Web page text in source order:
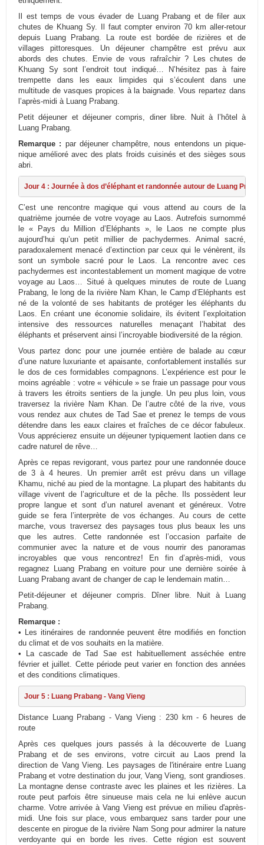
Il est temps de vous évader de Luang Prabang et de filer aux
chutes de Khuang Sy. Il faut compter environ 70 km aller-retour
depuis Luang Prabang. La route est bordée de rizières et de
villages pittoresques. Un déjeuner champêtre est prévu aux
abords des chutes. Envie de vous rafraîchir ? Les chutes de
Khuang Sy sont l’endroit tout indiqué… N’hésitez pas à faire
trempette dans les eaux limpides qui s’écoulent dans une
multitude de vasques propices à la baignade. Vous repartez dans
l’après-midi à Luang Prabang.
Petit déjeuner et déjeuner compris, diner libre. Nuit à l’hôtel à
Luang Prabang.
Remarque : par déjeuner champêtre, nous entendons un pique-
nique amélioré avec des plats froids cuisinés et des sièges sous
abri.
Jour 4 : Journée à dos d’éléphant et randonnée autour de Luang
C’est une rencontre magique qui vous attend au cours de la
quatrième journée de votre voyage au Laos. Autrefois surnommé
le « Pays du Million d’Eléphants », le Laos ne compte plus
aujourd’hui qu’un petit millier de pachydermes. Animal sacré,
paradoxalement menacé d’extinction par ceux qui le vénèrent, ils
sont un symbole sacré pour le Laos. La rencontre avec ces
pachydermes est incontestablement un moment magique de votre
voyage au Laos… Situé à quelques minutes de route de Luang
Prabang, le long de la rivière Nam Khan, le Camp d’Eléphants est
né de la volonté de ses habitants de protéger les éléphants du
Laos. En créant une économie solidaire, ils évitent l’exploitation
intensive des ressources naturelles menaçant l’habitat des
éléphants et préservent ainsi l’incroyable biodiversité de la région.
Vous partez donc pour une journée entière de balade au cœur
d’une nature luxuriante et apaisante, confortablement installés sur
le dos de ces formidables compagnons. L’expérience est pour le
moins agréable : votre « véhicule » se fraie un passage pour vous
à travers les étroits sentiers de la jungle. Un peu plus loin, vous
traversez la rivière Nam Khan. De l’autre côté de la rive, vous
vous rendez aux chutes de Tad Sae et prenez le temps de vous
détendre dans les eaux claires et fraîches de ce décor fabuleux.
Vous apprécierez ensuite un déjeuner typiquement laotien dans ce
cadre naturel de rêve…
Après ce repas revigorant, vous partez pour une randonnée douce
de 3 à 4 heures. Un premier arrêt est prévu dans un village
Khamu, niché au pied de la montagne. La plupart des habitants du
village vivent de l’agriculture et de la pêche. Ils possèdent leur
propre langue et sont d’un naturel avenant et généreux. Votre
guide se fera l’interprète de vos échanges. Au cours de cette
marche, vous traversez des paysages tous plus beaux les uns
que les autres. Cette randonnée est l’occasion parfaite de
communier avec la nature et de vous nourrir des panoramas
incroyables que vous rencontrez! En fin d’après-midi, vous
regagnez Luang Prabang en voiture pour une dernière soirée à
Luang Prabang avant de changer de cap le lendemain matin…
Petit-déjeuner et déjeuner compris. Dîner libre. Nuit à Luang
Prabang.
Remarque :
• Les itinéraires de randonnée peuvent être modifiés en fonction
du climat et de vos souhaits en la matière.
• La cascade de Tad Sae est habituellement asséchée entre
février et juillet. Cette période peut varier en fonction des années
et des conditions climatiques.
Jour 5 : Luang Prabang - Vang Vieng
Distance Luang Prabang - Vang Vieng : 230 km - 6 heures de
route
Après ces quelques jours passés à la découverte de Luang
Prabang et de ses environs, votre circuit au Laos prend la
direction de Vang Vieng. Les paysages de l'itinéraire entre Luang
Prabang et votre destination du jour, Vang Vieng, sont grandioses.
La montagne dense contraste avec les plaines et les rizières. La
route peut parfois être sinueuse mais cela ne lui enlève aucun
charme. Votre arrivée à Vang Vieng est prévue en milieu d'après-
midi. Une fois sur place, vous embarquez sans tarder pour une
descente en pirogue de la rivière Nam Song pour admirer la nature
verdoyante qui en borde les rives. Cette région est souvent